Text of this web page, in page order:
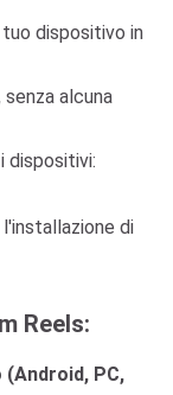
dispositivo in
alcuna
dispositivi:
di
Reels:
PC,